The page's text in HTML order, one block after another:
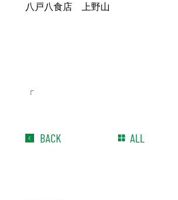
八戸八食店 上野山
「
BACK ALL